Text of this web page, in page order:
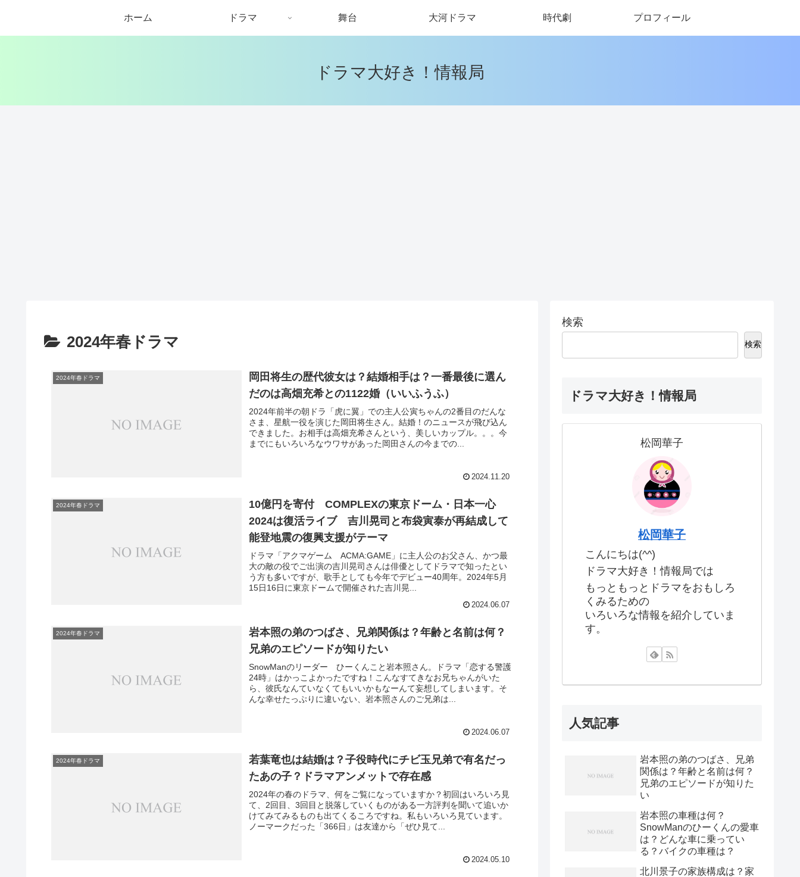
ドラマ大好き！情報局
ホーム ドラマ 舞台 大河ドラマ 時代劇 プロフィール
2024年春ドラマ
2024年春ドラマ
岡田将生の歴代彼女は？結婚相手は？一番最後に選ん
だのは高畑充希との1122婚（いいふうふ）
2024年前半の朝ドラ「虎に翼」での主人公寅ちゃんの2番目のだんな
さま、星航一役を演じた岡田将生さん。結婚！のニュースが飛び込ん
できました。お相手は高畑充希さんという、美しいカップル。。。今
までにもいろいろなウワサがあった岡田さんの今までの...
2024.11.20
2024年春ドラマ
10億円を寄付 COMPLEXの東京ドーム・日本一心
2024は復活ライブ 吉川晃司と布袋寅泰が再結成して
能登地震の復興支援がテーマ
ドラマ「アクマゲーム ACMA:GAME」に主人公のお父さん、かつ最
大の敵の役でご出演の吉川晃司さんは俳優としてドラマで知ったとい
う方も多いですが、歌手としても今年でデビュー40周年。2024年5月
15日16日に東京ドームで開催された吉川晃...
2024.06.07
2024年春ドラマ
岩本照の弟のつばさ、兄弟関係は？年齢と名前は何？
兄弟のエピソードが知りたい
SnowManのリーダー ひーくんこと岩本照さん。ドラマ「恋する警護
24時」はかっこよかったですね！こんなすてきなお兄ちゃんがいた
ら、彼氏なんていなくてもいいかもなーんて妄想してしまいます。そ
んな幸せたっぷりに違いない、岩本照さんのご兄弟は...
2024.06.07
2024年春ドラマ
若葉竜也は結婚は？子役時代にチビ玉兄弟で有名だっ
たあの子？ドラマアンメットで存在感
2024年の春のドラマ、何をご覧になっていますか？初回はいろいろ見
て、2回目、3回目と脱落していくものがある一方評判を聞いて追いか
けてみてみるものも出てくるころですね。私もいろいろ見ています。
ノーマークだった「366日」は友達から「ぜひ見て...
2024.05.10
検索
検索
ドラマ大好き！情報局
松岡華子
松岡華子
こんにちは(^^)
ドラマ大好き！情報局では
もっともっとドラマをおもしろ
くみるための
いろいろな情報を紹介していま
す。
人気記事
岩本照の弟のつばさ、兄弟
関係は？年齢と名前は何？
兄弟のエピソードが知りた
い
岩本照の車種は何？
SnowManのひーくんの愛車
は？どんな車に乗ってい
る？バイクの車種は？
北川景子の家族構成は？家